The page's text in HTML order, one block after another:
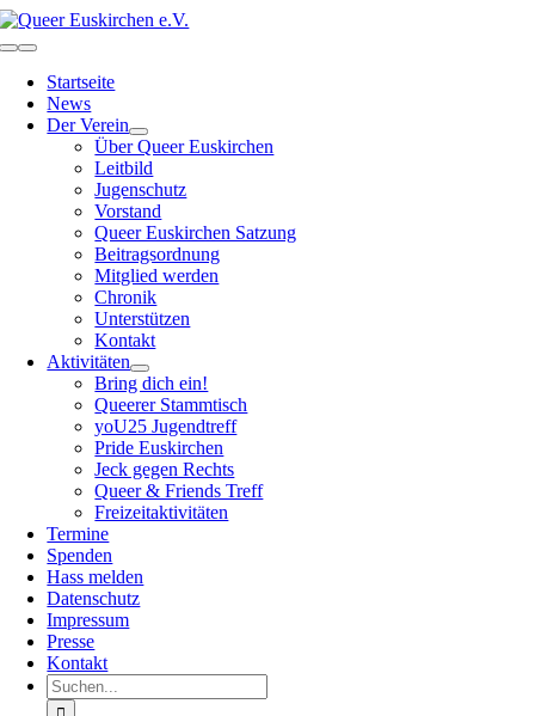
Zum
Inhalt
Toggle
NavigationStartseite
News
Der Verein
Über Queer Euskirchen
Leitbild
Jugenschutz
Vorstand
Queer Euskirchen Satzung
Beitragsordnung
Mitglied werden
Chronik
Unterstützen
Kontakt
Aktivitäten
Bring dich ein!
Queerer Stammtisch
yoU25 Jugendtreff
Pride Euskirchen
Jeck gegen Rechts
Queer & Friends Treff
Freizeitaktivitäten
Termine
Spenden
Hass melden
Datenschutz
Impressum
Presse
Kontakt
Suche
nach: